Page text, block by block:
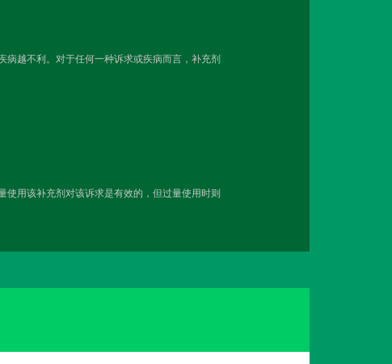
病越不利。对于任何一种诉求或疾病而言，补充剂
使用该补充剂对该诉求是有效的，但过量使用时则